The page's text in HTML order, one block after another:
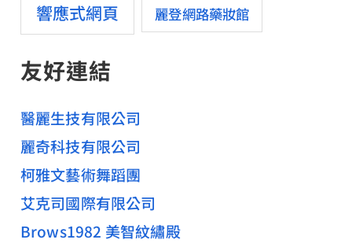
響應式網頁 麗登網路藥妝館
友好連結
醫麗生技有限公司
麗奇科技有限公司
柯雅文藝術舞蹈團
艾克司國際有限公司
Brows1982 美智紋繡殿